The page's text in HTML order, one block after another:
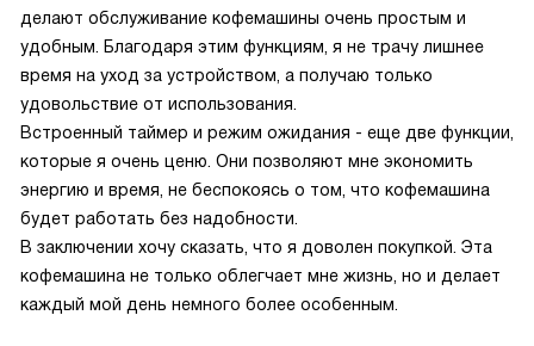
делают обслуживание кофемашины очень простым и
удобным. Благодаря этим функциям, я не трачу лишнее
время на уход за устройством, а получаю только
удовольствие от использования.
Встроенный таймер и режим ожидания - еще две функции,
которые я очень ценю. Они позволяют мне экономить
энергию и время, не беспокоясь о том, что кофемашина
будет работать без надобности.
В заключении хочу сказать, что я доволен покупкой. Эта
кофемашина не только облегчает мне жизнь, но и делает
каждый мой день немного более особенным.